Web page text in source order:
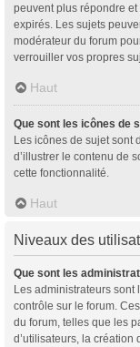
peuvent plus répondre
expirés. Les sujets
modérateur du forum
verrouiller vos propres
Haut
Que sont les icônes de
Les icônes de sujet sont
d’illustrer le contenu de
cette fonctionnalité.
Haut
Niveaux des
Que sont les
Les administrateurs sont
contrôle sur le forum.
du forum, telles que les
d’utilisateurs, la création